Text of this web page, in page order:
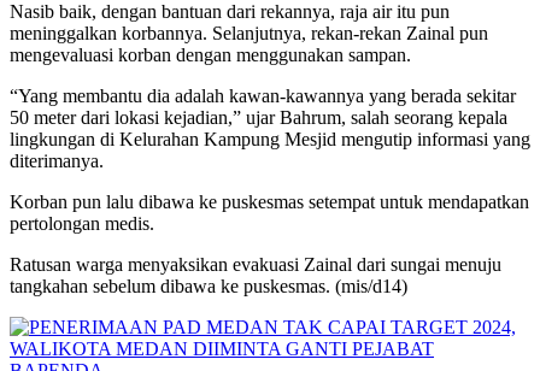
Nasib baik, dengan bantuan dari rekannya, raja air itu pun
meninggalkan korbannya. Selanjutnya, rekan-rekan Zainal pun
mengevaluasi korban dengan menggunakan sampan.
“Yang membantu dia adalah kawan-kawannya yang berada sekitar
50 meter dari lokasi kejadian,” ujar Bahrum, salah seorang kepala
lingkungan di Kelurahan Kampung Mesjid mengutip informasi yang
diterimanya.
Korban pun lalu dibawa ke puskesmas setempat untuk mendapatkan
pertolongan medis.
Ratusan warga menyaksikan evakuasi Zainal dari sungai menuju
tangkahan sebelum dibawa ke puskesmas. (mis/d14)